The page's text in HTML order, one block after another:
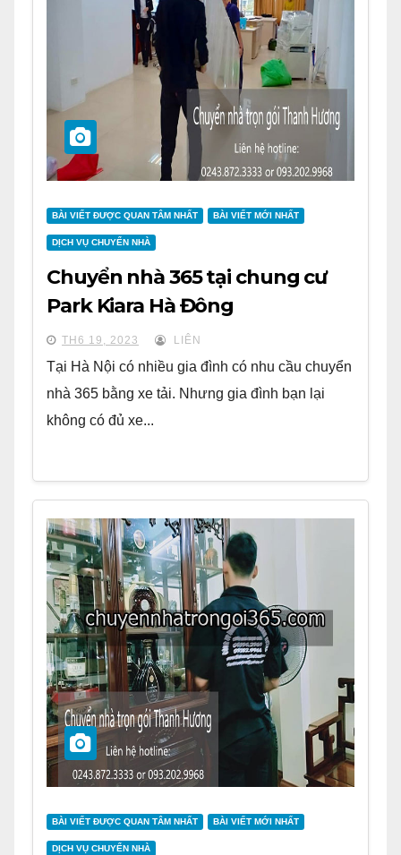
BÀI VIẾT ĐƯỢC QUAN TÂM NHẤT BÀI VIẾT MỚI NHẤT
DỊCH VỤ CHUYỂN NHÀ
Chuyển nhà 365 tại chung cư
Park Kiara Hà Đông
TH6 19, 2023 LIÊN
Tại Hà Nội có nhiều gia đình có nhu cầu chuyển
nhà 365 bằng xe tải. Nhưng gia đình bạn lại
không có đủ xe...
BÀI VIẾT ĐƯỢC QUAN TÂM NHẤT BÀI VIẾT MỚI NHẤT
DỊCH VỤ CHUYỂN NHÀ